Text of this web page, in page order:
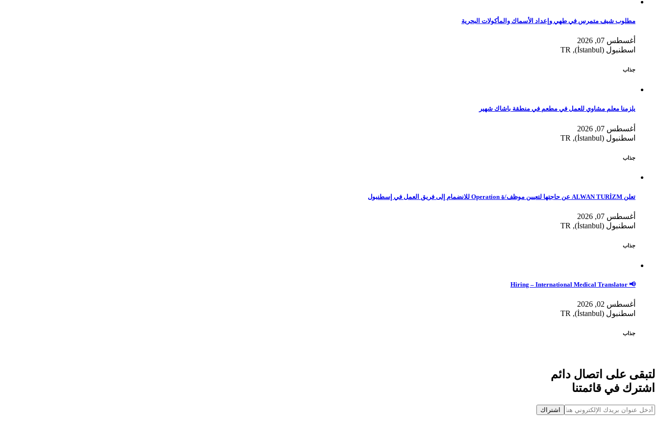
مطلوب شيف متمرس في طهي وإعداد الأسماك والمأكولات البحرية
أغسطس 07, 2026
اسطنبول (İstanbul), TR
جذاب
يلزمنا معلم مشاوي للعمل في مطعم في منطقة باشاك شهير
أغسطس 07, 2026
اسطنبول (İstanbul), TR
جذاب
تعلن ALWAN TURİZM عن حاجتها لتعيين موظف/ة Operation للانضمام إلى فريق العمل في إسطنبول
أغسطس 07, 2026
اسطنبول (İstanbul), TR
جذاب
📢 Hiring – International Medical Translator
أغسطس 02, 2026
اسطنبول (İstanbul), TR
جذاب
لتبقى على اتصال دائم
اشترك في قائمتنا
اشتراك